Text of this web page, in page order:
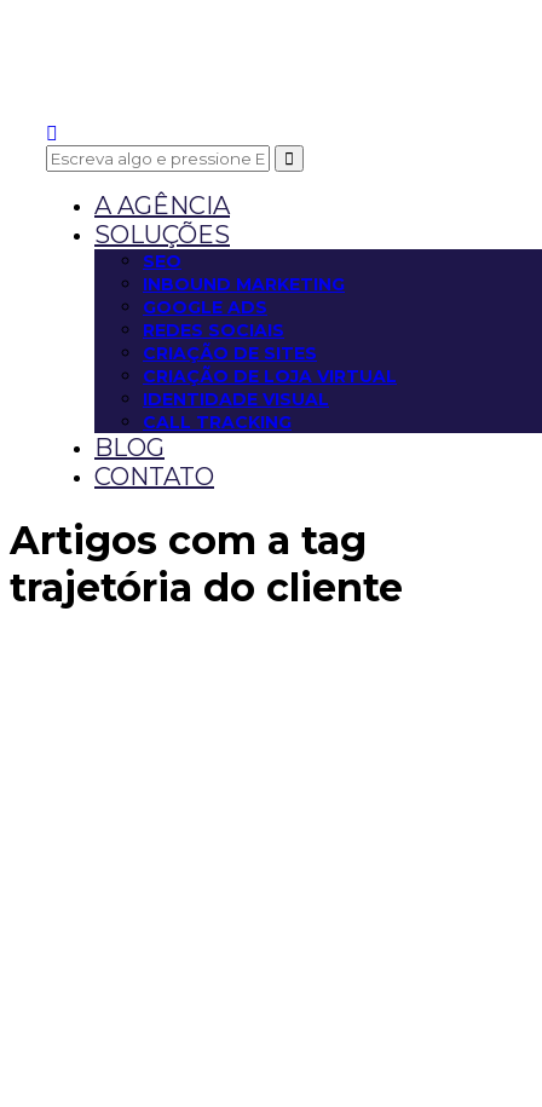
A AGÊNCIA
SOLUÇÕES
SEO
INBOUND MARKETING
GOOGLE ADS
REDES SOCIAIS
CRIAÇÃO DE SITES
CRIAÇÃO DE LOJA VIRTUAL
IDENTIDADE VISUAL
CALL TRACKING
BLOG
CONTATO
Artigos com a tag
trajetória do cliente